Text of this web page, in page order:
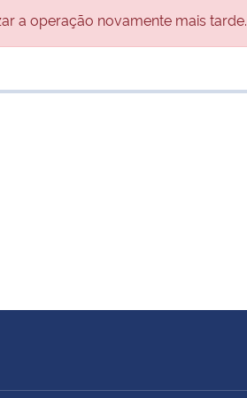
a operação novamente mais tarde.